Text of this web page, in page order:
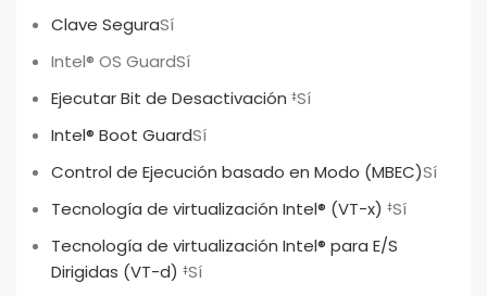
Clave SeguraSí
Intel® OS GuardSí
Ejecutar Bit de Desactivación ‡Sí
Intel® Boot GuardSí
Control de Ejecución basado en Modo (MBEC)Sí
Tecnología de virtualización Intel® (VT-x) ‡Sí
Tecnología de virtualización Intel® para E/S
Dirigidas (VT-d) ‡Sí